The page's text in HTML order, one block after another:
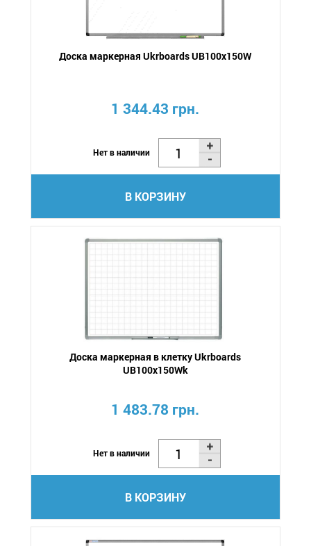
Доска маркерная Ukrboards UB100x150W
1 344.43 грн.
Нет в наличии
В КОРЗИНУ
Доска маркерная в клетку Ukrboards
UB100x150Wk
1 483.78 грн.
Нет в наличии
В КОРЗИНУ